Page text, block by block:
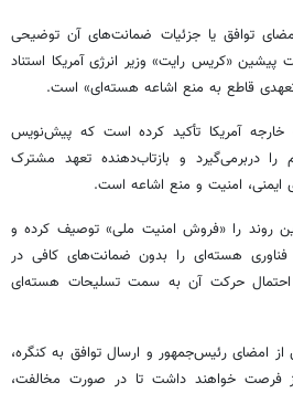
توافق یا جزئیات ضمانت‌های آن توضیحی
پیشین «کریس رایت» وزیر انرژی آمریکا استناد
قاطع به منع اشاعه هسته‌ای» است.
آمریکا تأکید کرده است که پیش‌نویس
را دربرمی‌گیرد و بازتاب‌دهنده تعهد مشترک
ایمنی، امنیت و منع اشاعه است.
این روند را «فروش امنیت ملی» توصیف کرده و
هسته‌ای را بدون ضمانت‌های کافی در
احتمال حرکت آن به سمت تسلیحات هسته‌ای
از امضای رئیس‌جمهور و ارسال توافق به کنگره،
و سنا ۹۰ روز فرصت خواهند داشت تا در صورت مخالفت،